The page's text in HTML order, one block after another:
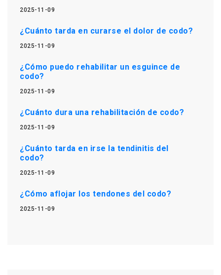
2025-11-09
¿Cuánto tarda en curarse el dolor de codo?
2025-11-09
¿Cómo puedo rehabilitar un esguince de
codo?
2025-11-09
¿Cuánto dura una rehabilitación de codo?
2025-11-09
¿Cuánto tarda en irse la tendinitis del
codo?
2025-11-09
¿Cómo aflojar los tendones del codo?
2025-11-09